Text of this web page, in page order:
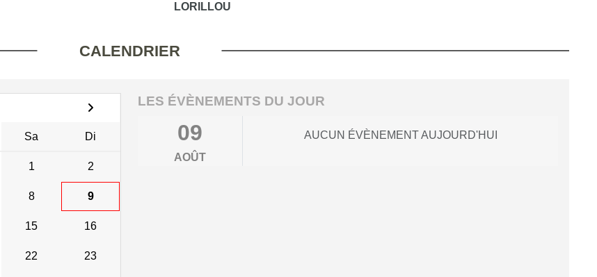
LORILLOU
CALENDRIER
Sa Di
1 2
8 9
15 16
22 23
LES ÉVÈNEMENTS DU JOUR
09
AOÛT
AUCUN ÉVÈNEMENT AUJOURD'HUI